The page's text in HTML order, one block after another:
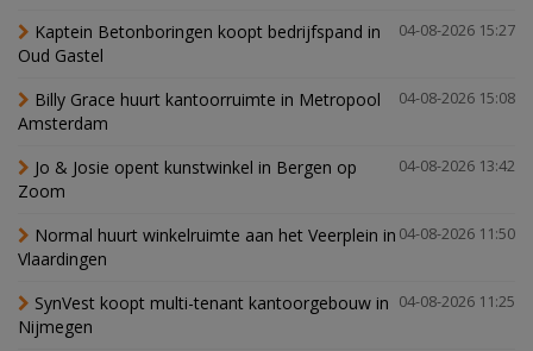
04-08-2026 15:27
Kaptein Betonboringen koopt bedrijfspand in
Oud Gastel
04-08-2026 15:08
Billy Grace huurt kantoorruimte in Metropool
Amsterdam
04-08-2026 13:42
Jo & Josie opent kunstwinkel in Bergen op
Zoom
04-08-2026 11:50
Normal huurt winkelruimte aan het Veerplein in
Vlaardingen
04-08-2026 11:25
SynVest koopt multi-tenant kantoorgebouw in
Nijmegen